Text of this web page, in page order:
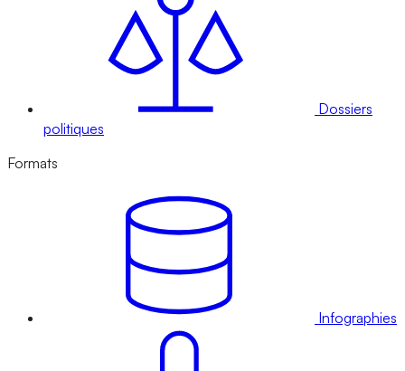
Dossiers
politiques
Formats
Infographies